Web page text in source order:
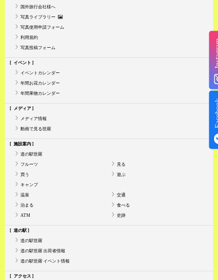
国外旅行会社様へ
写真ライブラリー
写真使用申請フォーム
利用規約
写真投稿フォーム
イベント
イベントカレンダー
年間お花カレンダー
年間果物カレンダー
メディア
メディア情報
動画で見る世羅
施設案内
道の駅世羅
フルーツ 見る
買う 遊ぶ
キャンプ
温泉 交通
泊まる 食べる
ATM 史跡
道の駅
道の駅世羅
道の駅世羅 出荷者情報
道の駅世羅 イベント情報
アクセス